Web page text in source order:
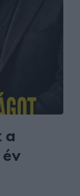
a